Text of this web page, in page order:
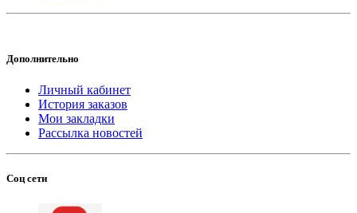
Дополнительно
Личный кабинет
История заказов
Мои закладки
Рассылка новостей
Соц сети